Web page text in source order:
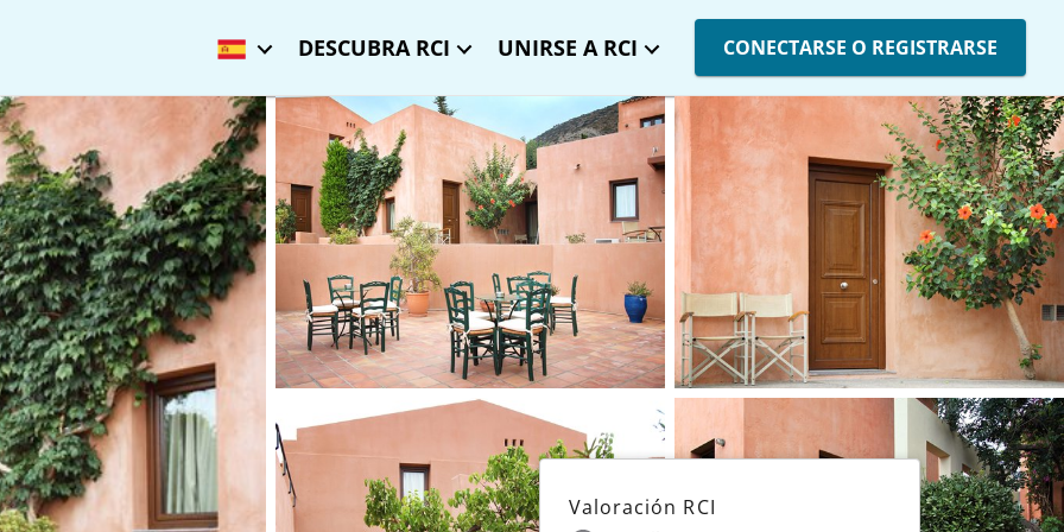
DESCUBRA RCI UNIRSE A RCI CONECTARSE O REGISTRARSE
Valoración RCI